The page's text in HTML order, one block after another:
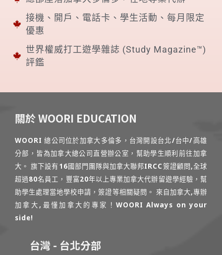
接機、開戶、電話卡、學生活動、每月限定
優惠
世界權威打工遊學雜誌 (Study Magazine™)
評鑑
關於 WOORI EDUCATION
WOORI 總公司位於加拿大多倫多，台灣開設台北/台中/高雄
分部，皆為加拿大總公司直營辦公室，幫助學生順利前往加拿
大。 旗下設有16國部門團隊與加拿大聯邦IRCC簽證顧問,全球
超過80名員工，豐富20年以上專業加拿大代辦留遊學經驗，幫
助學生處理當地學校申請，簽證等相關疑問。 來自加拿大,專辦
加拿大,最懂加拿大的專家！WOORI Always on your
side!
台灣 - 台北分部